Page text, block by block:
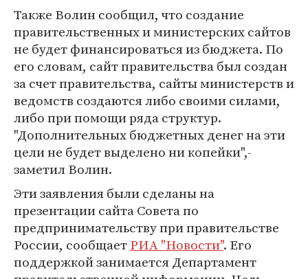
Также Волин сообщил, что создание
правительственных и министерских сайтов
не будет финансироваться из бюджета. По
его словам, сайт правительства был создан
за счет правительства, сайты министерств и
ведомств создаются либо своими силами,
либо при помощи ряда структур.
"Дополнительных бюджетных денег на эти
цели не будет выделено ни копейки",-
заметил Волин.
Эти заявления были сделаны на
презентации сайта Совета по
предпринимательству при правительстве
России, сообщаетРИА "Новости". Его
поддержкой занимается Департамент